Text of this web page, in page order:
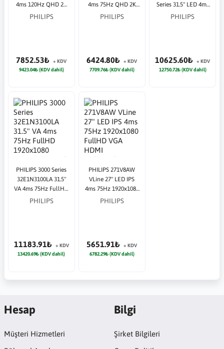
4ms 120Hz QHD 2K
2560x1440 HDMI DP
PHILIPS
7852.53₺
+ KDV
9423.04₺ (KDV dahil)
4ms 75Hz QHD 2K
2560x1440 HDMI DP
PHILIPS
6424.80₺
+ KDV
7709.76₺ (KDV dahil)
Series 31.5" LED 4ms
75Hz 1920x1080
PHILIPS
10625.60₺
+ KDV
12750.72₺ (KDV dahil)
PHILIPS 3000 Series
32E1N3100LA 31.5"
VA 4ms 75Hz FullHD
1920x1080 HDMI
PHILIPS
11183.91₺
+ KDV
13420.69₺ (KDV dahil)
PHILIPS 271V8AW
VLine 27" LED IPS
4ms 75Hz 1920x1080
FullHD VGA HDMI
PHILIPS
5651.91₺
+ KDV
6782.29₺ (KDV dahil)
Hesap
Müşteri Hizmetleri
Bilgi
Şirket Bilgileri